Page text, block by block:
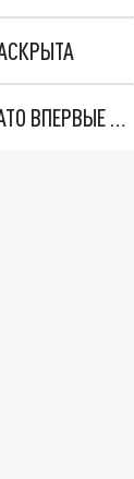
"ОЧЕНЬ ПЛОХИЕ НОВОСТИ": БОЛЬШАЯ ОШИБКА PALANTIR В РОССИИ. СТРАНЫ НАТО ВПЕРВЫЕ ЗА СВО ОСТАНОВИЛИ ПОСТАВКИ ОРУЖИЯ. ВСУ ТЕРЯЮТ ПРИГРАНИЧЬЕ?